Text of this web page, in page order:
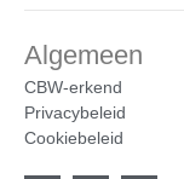
Algemeen
CBW-erkend
Privacybeleid
Cookiebeleid